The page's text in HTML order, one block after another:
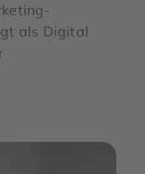
als Digital